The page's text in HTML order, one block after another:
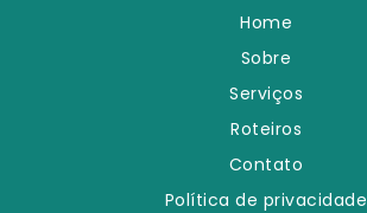
Home
Sobre
Serviços
Roteiros
Contato
Política de privacidade